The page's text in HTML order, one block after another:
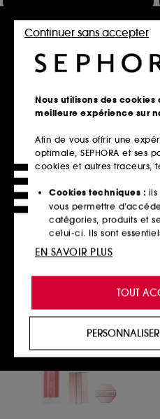
CHANEL
LES BEIGES CORRECTEUR
SÉRUM
Éclat Belle Mine Naturelle
10
57,00€
6 teintes disponibles
Nous utilisons des cookies
meilleure expérience sur
Afin de vous offrir une
optimale, SEPHORA et ses
cookies et autres traceurs,
Cookies techniques : ils
vous permettre
catégories, produits et
celui-ci. Ils sont
technique du site et ne
de vous offrir une
personnalisée en vous
produits, des services et
proposer des offres
votre profil.
Cookies réseaux
utilisés pour vous
de vous plaire via des
TOUT
Continuer sans accepter
EN SAVOIR PLUS